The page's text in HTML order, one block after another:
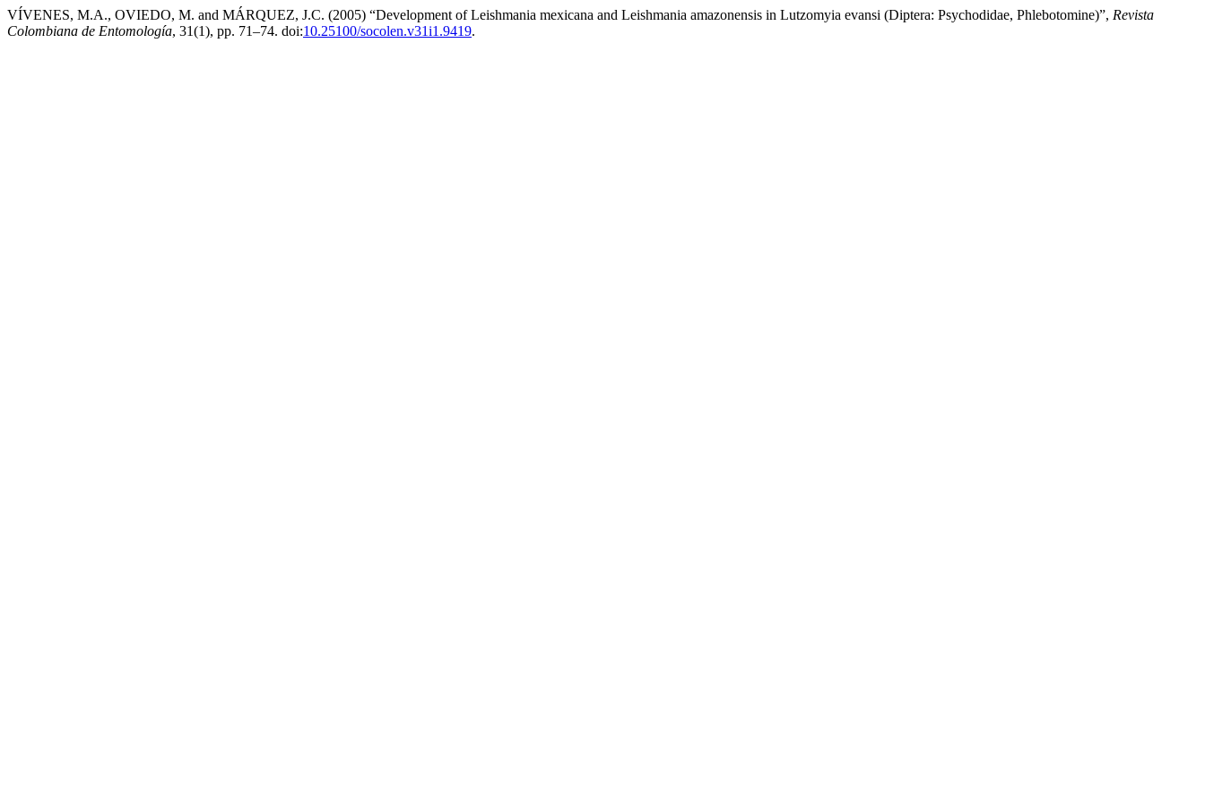
VÍVENES, M.A., OVIEDO, M. and MÁRQUEZ, J.C. (2005) “Development of Leishmania mexicana and Leishmania amazonensis in Lutzomyia evansi (Diptera: Psychodidae, Phlebotomine)”, Revista
Colombiana de Entomología, 31(1), pp. 71–74. doi:10.25100/socolen.v31i1.9419.